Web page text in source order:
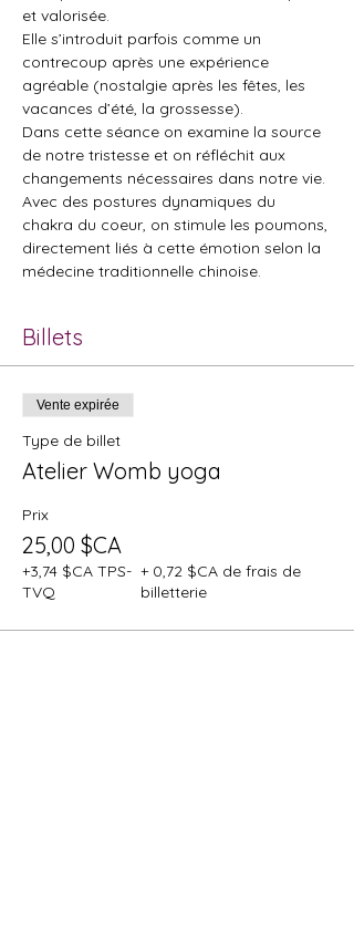
et valorisée.
Elle s’introduit parfois comme un
contrecoup après une expérience
agréable (nostalgie après les fêtes, les
vacances d’été, la grossesse).
Dans cette séance on examine la source
de notre tristesse et on réfléchit aux
changements nécessaires dans notre vie.
Avec des postures dynamiques du
chakra du coeur, on stimule les poumons,
directement liés à cette émotion selon la
médecine traditionnelle chinoise.
Billets
Vente expirée
Type de billet
Atelier Womb yoga
Prix
25,00 $CA
+3,74 $CA TPS-
TVQ
+ 0,72 $CA de frais de
billetterie